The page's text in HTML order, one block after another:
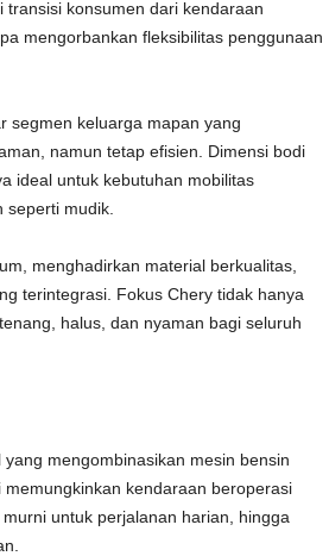
konsumen dari kendaraan
mengorbankan fleksibilitas penggunaan
segmen keluarga mapan yang
namun tetap efisien. Dimensi bodi
ideal untuk kebutuhan mobilitas
mudik.
menghadirkan material berkualitas,
terintegrasi. Fokus Chery tidak hanya
halus, dan nyaman bagi seluruh
yang mengombinasikan mesin bensin
kendaraan beroperasi
untuk perjalanan harian, hingga